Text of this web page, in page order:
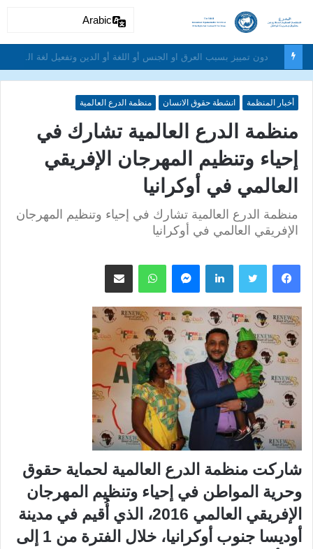
دون تمييز بسبب العرق او الجنس أو اللغة أو الدين وتفعيل لغة الحوار والتعايش السلمي ونبذ العنف والتطرف والتمييز العنصري
أخبار المنظمة انشطة حقوق الانسان منظمة الدرع العالمية
منظمة الدرع العالمية تشارك في
إحياء وتنظيم المهرجان الإفريقي
العالمي في أوكرانيا
منظمة الدرع العالمية تشارك في إحياء وتنظيم المهرجان
الإفريقي العالمي في أوكرانيا
لينكدإن ماسنجر واتساب مشاركة عبر البريد
شاركت منظمة الدرع العالمية لحماية حقوق
وحرية المواطن في إحياء وتنظيم المهرجان
الإفريقي العالمي 2016، الذي أُقيم في مدينة
أوديسا جنوب أوكرانيا، خلال الفترة من 1 إلى
Arabic